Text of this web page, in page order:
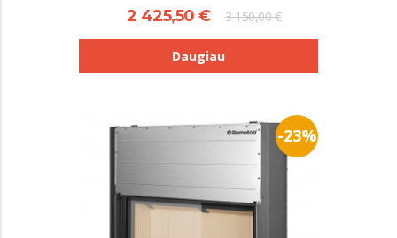
2 425,50 € 3 150,00 €
Daugiau
-23%